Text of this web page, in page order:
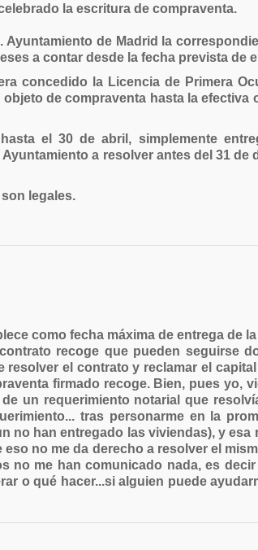
la escritura de compraventa.
de Madrid la
a contar desde la fecha prevista de
concedido la Licencia de Primera
de compraventa hasta la efectiva
el 30 de abril, simplemente
a resolver antes del 31 de
legales.
como fecha máxima de entrega de
recoge que pueden seguirse
el contrato y reclamar el
firmado recoge. Bien, pues yo,
un requerimiento notarial que
tras personarme en la
no han entregado las viviendas), y esa
no me da derecho a resolver el
no me han comunicado nada, es
o qué hacer...si alguien puede